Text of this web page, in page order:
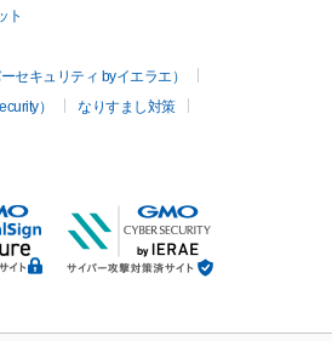
ト
セキュリティ byイエラエ）
）
なりすまし対策